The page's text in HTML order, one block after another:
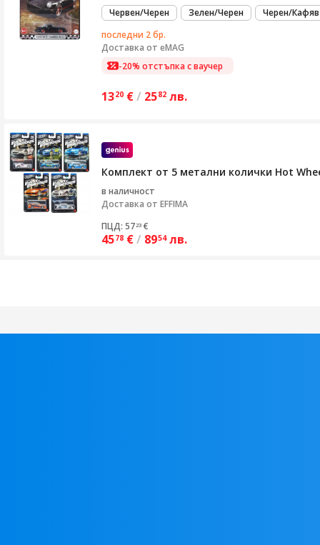
Червен/Черен Зелен/Черен
Черен/Кафяв
последни 2 бр.
Доставка от eMAG
-20% отстъпка с ваучер
1320 €/ 2582 лв.
Комплект от 5 метални колички Hot
в наличност
Доставка от EFFIMA
ПЦД: 57 23 €
4578 €/ 8954 лв.